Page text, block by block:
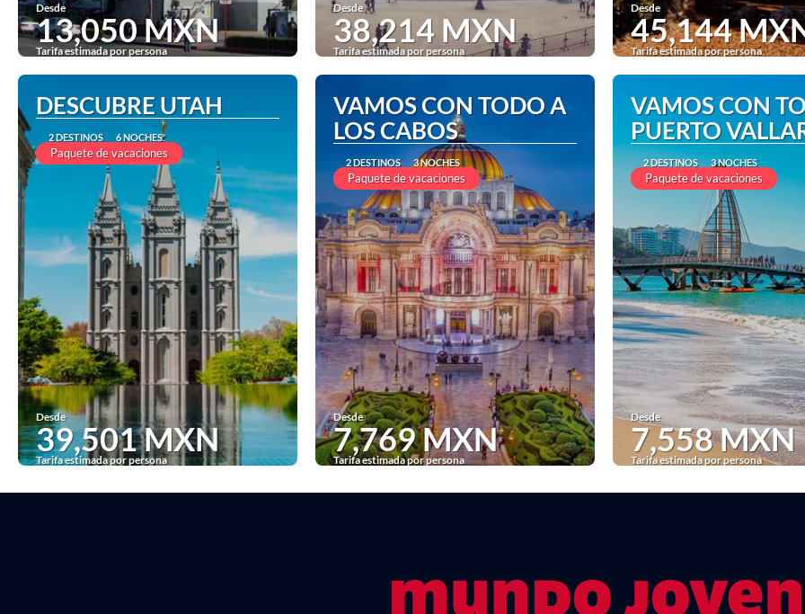
Desde
13,050 MXN
Tarifa estimada por persona
Ver
Desde
38,214 MXN
Tarifa estimada por persona
Ver
Desde
45,144
Tarifa estimada por persona
Ver
DESCUBRE UTAH
2 DESTINOS 6 NOCHES
Paquete de vacaciones
Desde
39,501 MXN
Tarifa estimada por persona
VAMOS CON TODO A
LOS CABOS
2 DESTINOS 3 NOCHES
Paquete de vacaciones
Desde
7,769 MXN
Tarifa estimada por persona
VAMOS CON
PUERTO
2 DESTINOS 3 NOCHES
Paquete de vacaciones
Desde
7,558 MXN
Tarifa estimada por persona